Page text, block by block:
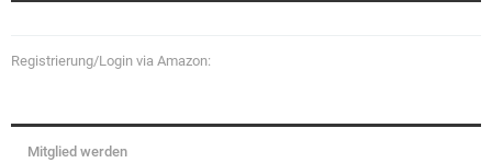
Registrierung/Login via Amazon:
Mitglied werden